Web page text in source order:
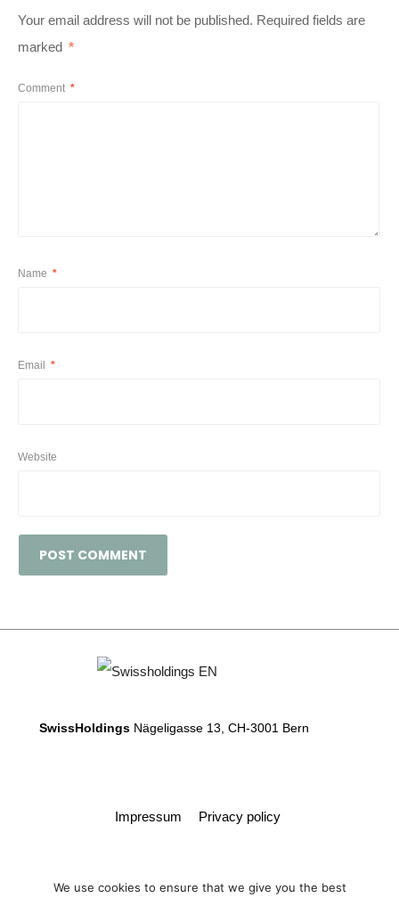
Your email address will not be published. Required fields are
marked *
Comment *
Name *
Email *
Website
SwissHoldings Nägeligasse 13, CH-3001 Bern
Impressum Privacy policy
We use cookies to ensure that we give you the best